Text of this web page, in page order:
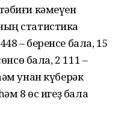
кәмеүен
статистика
– беренсе бала, 15
бала, 2 111 –
унан күберәк
8 өс игеҙ бала